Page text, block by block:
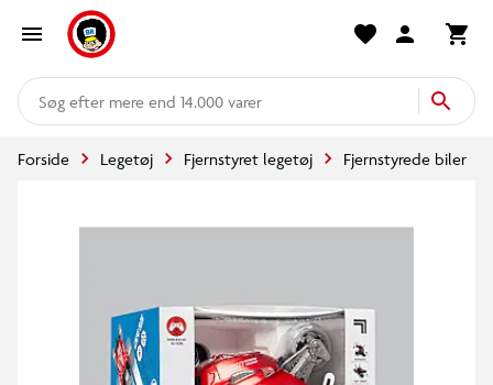
mere end 14.000 varer
Forside Legetøj Fjernstyret legetøj Fjernstyrede biler